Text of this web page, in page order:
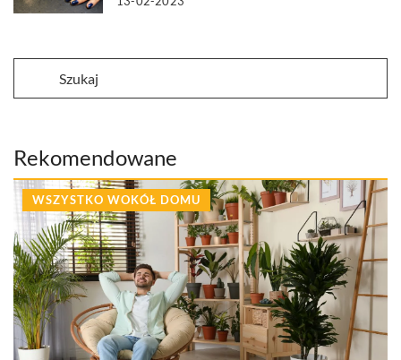
Rekomendowane
WSZYSTKO WOKÓŁ DOMU